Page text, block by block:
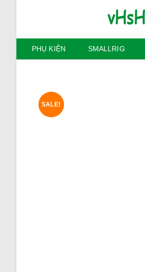
PHỤ KIỆN SMALLRIG
SALE!